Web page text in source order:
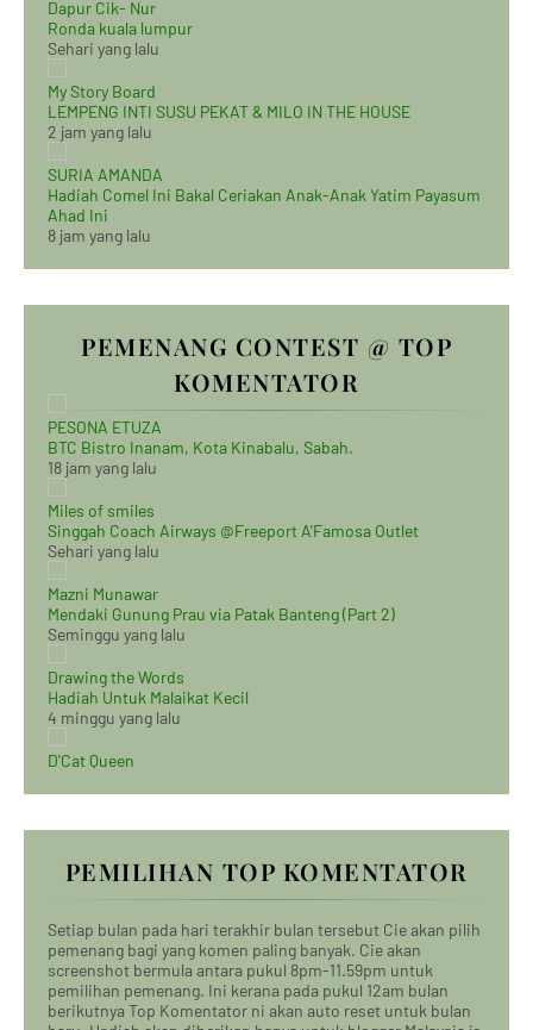
Dapur Cik- Nur
Ronda kuala lumpur
Sehari yang lalu
My Story Board
LEMPENG INTI SUSU PEKAT & MILO IN THE HOUSE
2 jam yang lalu
SURIA AMANDA
Hadiah Comel Ini Bakal Ceriakan Anak-Anak Yatim Payasum
Ahad Ini
8 jam yang lalu
PEMENANG CONTEST @ TOP
KOMENTATOR
PESONA ETUZA
BTC Bistro Inanam, Kota Kinabalu, Sabah.
18 jam yang lalu
Miles of smiles
Singgah Coach Airways @Freeport A'Famosa Outlet
Sehari yang lalu
Mazni Munawar
Mendaki Gunung Prau via Patak Banteng (Part 2)
Seminggu yang lalu
Drawing the Words
Hadiah Untuk Malaikat Kecil
4 minggu yang lalu
D'Cat Queen
PEMILIHAN TOP KOMENTATOR
Setiap bulan pada hari terakhir bulan tersebut Cie akan pilih
pemenang bagi yang komen paling banyak. Cie akan
screenshot bermula antara pukul 8pm-11.59pm untuk
pemilihan pemenang. Ini kerana pada pukul 12am bulan
berikutnya Top Komentator ni akan auto reset untuk bulan